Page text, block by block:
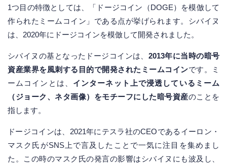
1つ目の特徴としては、「ドージコイン（DOGE）を模倣して
作られたミームコイン」である点が挙げられます。シバイヌ
は、2020年にドージコインを模倣して開発されました。
シバイヌの基となったドージコインは、 2013年に当時の暗号
資産業界を風刺する目的で開発されたミームコインです。ミ
ームコインとは、 インターネット上で浸透しているミーム
（ジョーク、ネタ画像）をモチーフにした暗号資産のことを
指します。
ドージコインは、2021年にテスラ社のCEOであるイーロン・
マスク氏がSNS上で言及したことで一気に注目を集めまし
た。この時のマスク氏の発言の影響はシバイヌにも波及し、